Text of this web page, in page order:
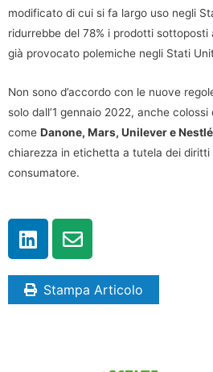
modificato di cui si fa largo uso negli
ridurrebbe del 78% i prodotti
già provocato polemiche negli Stati
Non sono d’accordo con le nuove
solo dall’1 gennaio 2022, anche
come Danone, Mars, Unilever e Nestlé
chiarezza in etichetta a tutela dei diritti
consumatore.
Stampa Articolo